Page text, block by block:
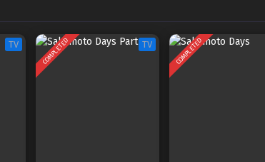
TV COMPLETED TV COMPLETED